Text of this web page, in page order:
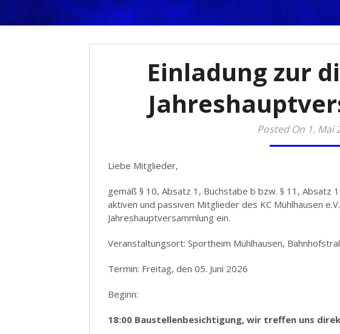
Kegelclub
Einladung zur
Posted On 1. Mai
Liebe Mitglieder,
gemäß § 10, Absatz 1, Buchstabe b bzw. § 11, Absatz
aktiven und passiven Mitglieder des KC Mühlhausen
Jahreshauptversammlung ein.
Veranstaltungsort: Sportheim Mühlhausen,
Termin: Freitag, den 05. Juni 2026
Beginn:
18:00 Baustellenbesichtigung, wir treffen uns